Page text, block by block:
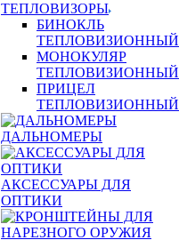
ТЕПЛОВИЗОРЫ
БИНОКЛЬ
ТЕПЛОВИЗИОННЫЙ
МОНОКУЛЯР
ТЕПЛОВИЗИОННЫЙ
ПРИЦЕЛ
ТЕПЛОВИЗИОННЫЙ
ДАЛЬНОМЕРЫ
АКСЕССУАРЫ ДЛЯ
ОПТИКИ